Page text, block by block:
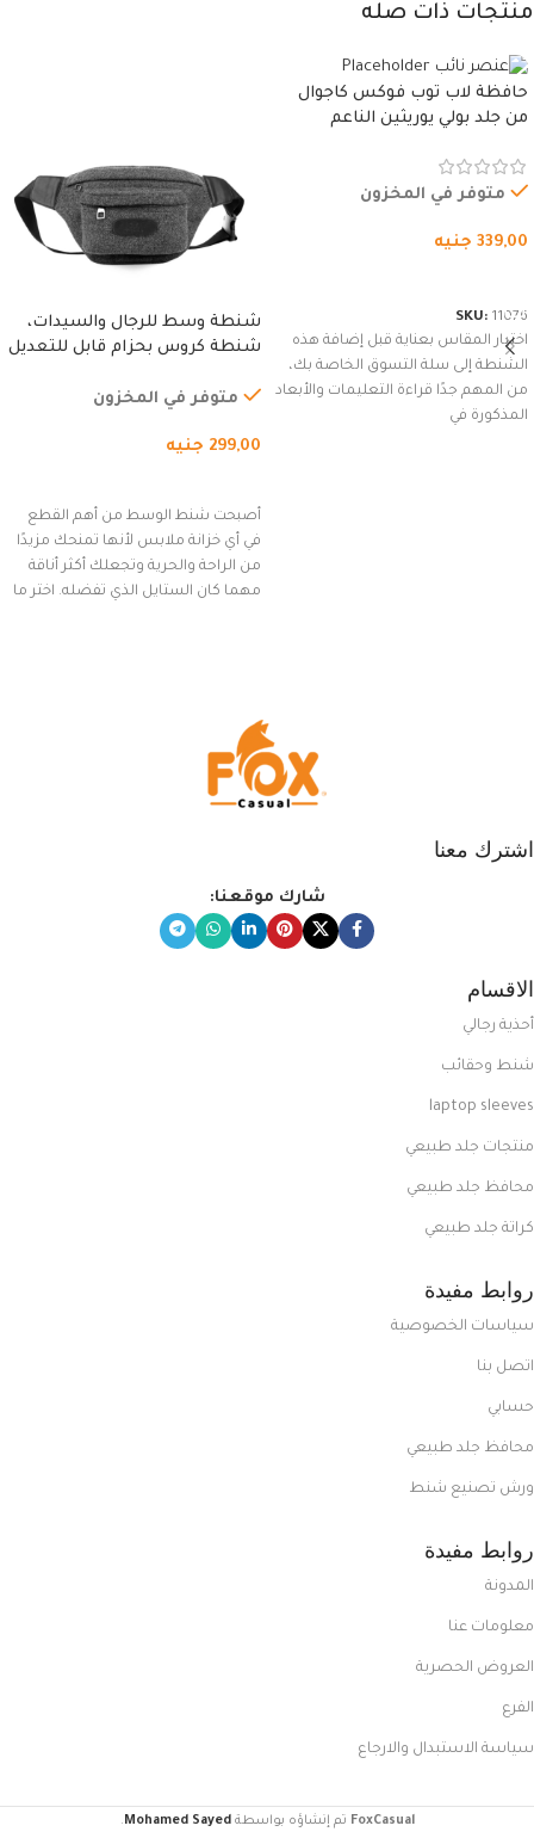
منتجات ذات صله
حافظة لاب توب فوكس كاجوال
من جلد بولي يوريثين الناعم
وسوستة.
متوفر في المخزون
339,00 جنيه
SKU: 11076
اختيار المقاس بعناية قبل إضافة هذه
الشنطة إلى سلة التسوق الخاصة بك،
من المهم جدًا قراءة التعليمات والأبعاد
المذكورة في
شنطة وسط للرجال والسيدات،
شنطة كروس بحزام قابل للتعديل
السفر، الجري العادي، المشي
(رمادي)
متوفر في المخزون
299,00 جنيه
أصبحت شنط الوسط من أهم القطع
في أي خزانة ملابس لأنها تمنحك مزيدًا
من الراحة والحرية وتجعلك أكثر أناقة
مهما كان الستايل الذي تفضله. اختر ما
اشترك معنا
شارك موقعنا:
الاقسام
أحذية رجالي
شنط وحقائب
laptop sleeves
منتجات جلد طبيعي
محافظ جلد طبيعي
كراتة جلد طبيعي
روابط مفيدة
سياسات الخصوصية
اتصل بنا
حسابي
محافظ جلد طبيعي
ورش تصنيع شنط
روابط مفيدة
المدونة
معلومات عنا
العروض الحصرية
الفرع
سياسة الاستبدال والارجاع
FoxCasual تم إنشاؤه بواسطةMohamed Sayed
.